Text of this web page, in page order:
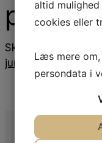
pia
Skrevet
juni 2021
altid
cookies eller
Læs mere
persondata i